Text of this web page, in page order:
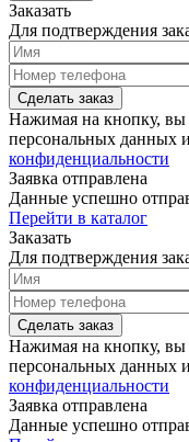
Заказать
Для подтверждения
Сделать заказ
Нажимая на кнопку, вы
персональных данных
конфиденциальности
Заявка отправлена
Данные успешно
Перейти в каталог
Заказать
Для подтверждения
Сделать заказ
Нажимая на кнопку, вы
персональных данных
конфиденциальности
Заявка отправлена
Данные успешно